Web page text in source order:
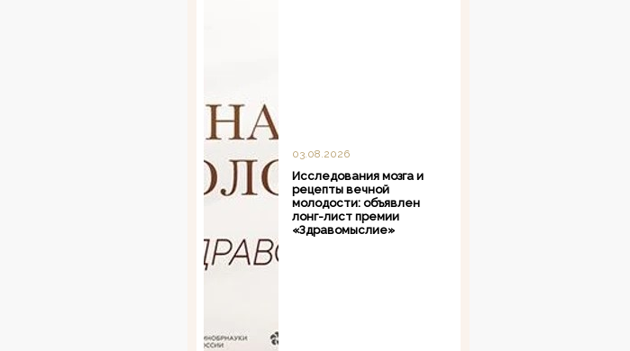
03.08.2026
Исследования мозга и
рецепты вечной
молодости: объявлен
лонг-лист премии
«Здравомыслие»